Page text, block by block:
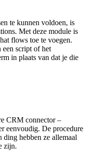
te kunnen voldoen, is
Met deze module is
flows toe te voegen.
script of het
in plaats van dat je die
CRM connector –
eenvoudig. De procedure
ding hebben ze allemaal
zijn.